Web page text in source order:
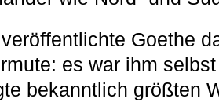
Goethe
es war ihm
bekanntlich größten